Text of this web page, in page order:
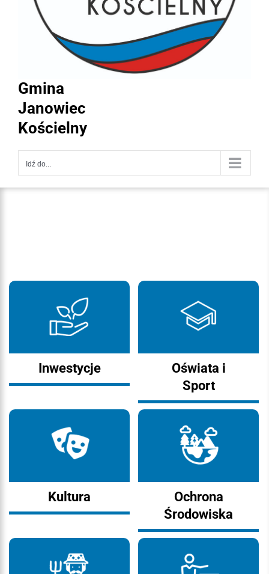
Gmina
Janowiec
Kościelny
Idź do...
Inwestycje
Oświata i
Sport
Kultura
Ochrona
Środowiska